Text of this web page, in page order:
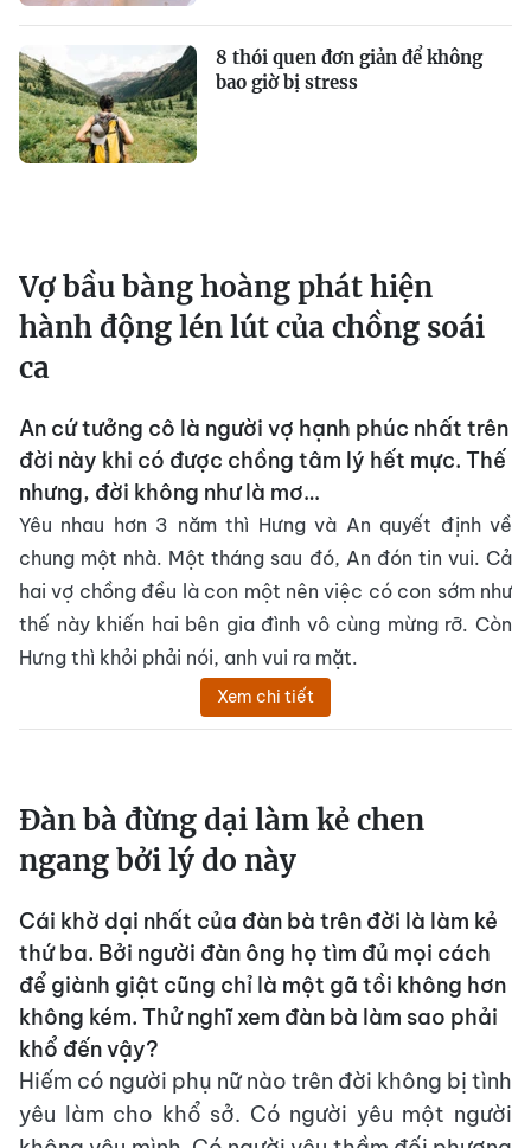
8 thói quen đơn giản để không
bao giờ bị stress
Vợ bầu bàng hoàng phát hiện
hành động lén lút của chồng soái
ca
An cứ tưởng cô là người vợ hạnh phúc nhất trên
đời này khi có được chồng tâm lý hết mực. Thế
nhưng, đời không như là mơ…
Yêu nhau hơn 3 năm thì Hưng và An quyết định về
chung một nhà. Một tháng sau đó, An đón tin vui. Cả
hai vợ chồng đều là con một nên việc có con sớm như
thế này khiến hai bên gia đình vô cùng mừng rỡ. Còn
Hưng thì khỏi phải nói, anh vui ra mặt.
Xem chi tiết
Đàn bà đừng dại làm kẻ chen
ngang bởi lý do này
Cái khờ dại nhất của đàn bà trên đời là làm kẻ
thứ ba. Bởi người đàn ông họ tìm đủ mọi cách
để giành giật cũng chỉ là một gã tồi không hơn
không kém. Thử nghĩ xem đàn bà làm sao phải
khổ đến vậy?
Hiếm có người phụ nữ nào trên đời không bị tình
yêu làm cho khổ sở. Có người yêu một người